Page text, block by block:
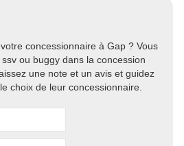
concessionnaire à Gap ? Vous
ou buggy dans la concession
une note et un avis et guidez
choix de leur concessionnaire.